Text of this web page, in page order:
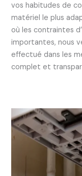
vos habitudes de
matériel le plus
où les contraintes
importantes, nous
effectué dans les
complet et